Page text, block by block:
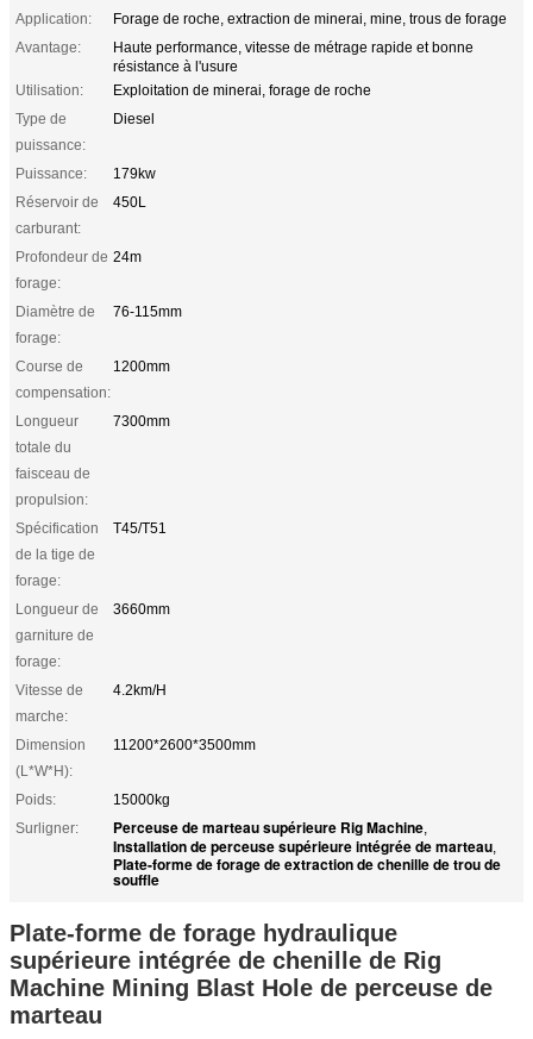
Application:
Forage de roche, extraction de minerai, mine, trous de forage
Avantage:
Haute performance, vitesse de métrage rapide et bonne
résistance à l'usure
Utilisation:
Exploitation de minerai, forage de roche
Type de
puissance:
Diesel
Puissance:
179kw
Réservoir de
carburant:
450L
Profondeur de
forage:
24m
Diamètre de
forage:
76-115mm
Course de
compensation:
1200mm
Longueur
totale du
faisceau de
propulsion:
7300mm
Spécification
de la tige de
forage:
T45/T51
Longueur de
garniture de
forage:
3660mm
Vitesse de
marche:
4.2km/H
Dimension
(L*W*H):
11200*2600*3500mm
Poids:
15000kg
Surligner:
Perceuse de marteau supérieure Rig Machine,
Installation de perceuse supérieure intégrée de marteau,
Plate-forme de forage de extraction de chenille de trou de
souffle
Plate-forme de forage hydraulique
supérieure intégrée de chenille de Rig
Machine Mining Blast Hole de perceuse de
marteau